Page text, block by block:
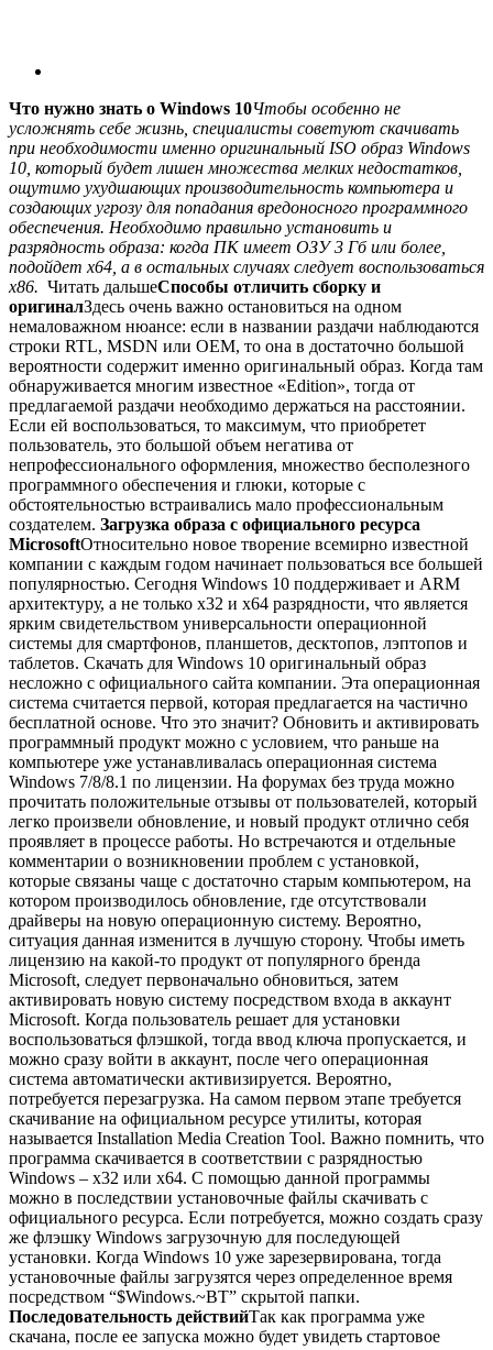
Что нужно знать о Windows 10Чтобы особенно не
усложнять себе жизнь, специалисты советуют скачивать
при необходимости именно оригинальный ISO образ Windows
10, который будет лишен множества мелких недостатков,
ощутимо ухудшающих производительность компьютера и
создающих угрозу для попадания вредоносного программного
обеспечения. Необходимо правильно установить и
разрядность образа: когда ПК имеет ОЗУ 3 Гб или более,
подойдет х64, а в остальных случаях следует воспользоваться
х86. Читать дальшеСпособы отличить сборку и
оригиналЗдесь очень важно остановиться на одном
немаловажном нюансе: если в названии раздачи наблюдаются
строки RTL, MSDN или OEM, то она в достаточно большой
вероятности содержит именно оригинальный образ. Когда там
обнаруживается многим известное «Edition», тогда от
предлагаемой раздачи необходимо держаться на расстоянии.
Если ей воспользоваться, то максимум, что приобретет
пользователь, это большой объем негатива от
непрофессионального оформления, множество бесполезного
программного обеспечения и глюки, которые с
обстоятельностью встраивались мало профессиональным
создателем. Загрузка образа с официального ресурса
MicrosoftОтносительно новое творение всемирно известной
компании с каждым годом начинает пользоваться все большей
популярностью. Сегодня Windows 10 поддерживает и ARM
архитектуру, а не только x32 и x64 разрядности, что является
ярким свидетельством универсальности операционной
системы для смартфонов, планшетов, десктопов, лэптопов и
таблетов. Скачать для Windows 10 оригинальный образ
несложно с официального сайта компании. Эта операционная
система считается первой, которая предлагается на частично
бесплатной основе. Что это значит? Обновить и активировать
программный продукт можно с условием, что раньше на
компьютере уже устанавливалась операционная система
Windows 7/8/8.1 по лицензии. На форумах без труда можно
прочитать положительные отзывы от пользователей, который
легко произвели обновление, и новый продукт отлично себя
проявляет в процессе работы. Но встречаются и отдельные
комментарии о возникновении проблем с установкой,
которые связаны чаще с достаточно старым компьютером, на
котором производилось обновление, где отсутствовали
драйверы на новую операционную систему. Вероятно,
ситуация данная изменится в лучшую сторону. Чтобы иметь
лицензию на какой-то продукт от популярного бренда
Microsoft, следует первоначально обновиться, затем
активировать новую систему посредством входа в аккаунт
Microsoft. Когда пользователь решает для установки
воспользоваться флэшкой, тогда ввод ключа пропускается, и
можно сразу войти в аккаунт, после чего операционная
система автоматически активизируется. Вероятно,
потребуется перезагрузка. На самом первом этапе требуется
скачивание на официальном ресурсе утилиты, которая
называется Installation Media Creation Tool. Важно помнить, что
программа скачивается в соответствии с разрядностью
Windows – x32 или x64. С помощью данной программы
можно в последствии установочные файлы скачивать с
официального ресурса. Если потребуется, можно создать сразу
же флэшку Windows загрузочную для последующей
установки. Когда Windows 10 уже зарезервирована, тогда
установочные файлы загрузятся через определенное время
посредством “$Windows.~BT” скрытой папки.
Последовательность действийТак как программа уже
скачана, после ее запуска можно будет увидеть стартовое